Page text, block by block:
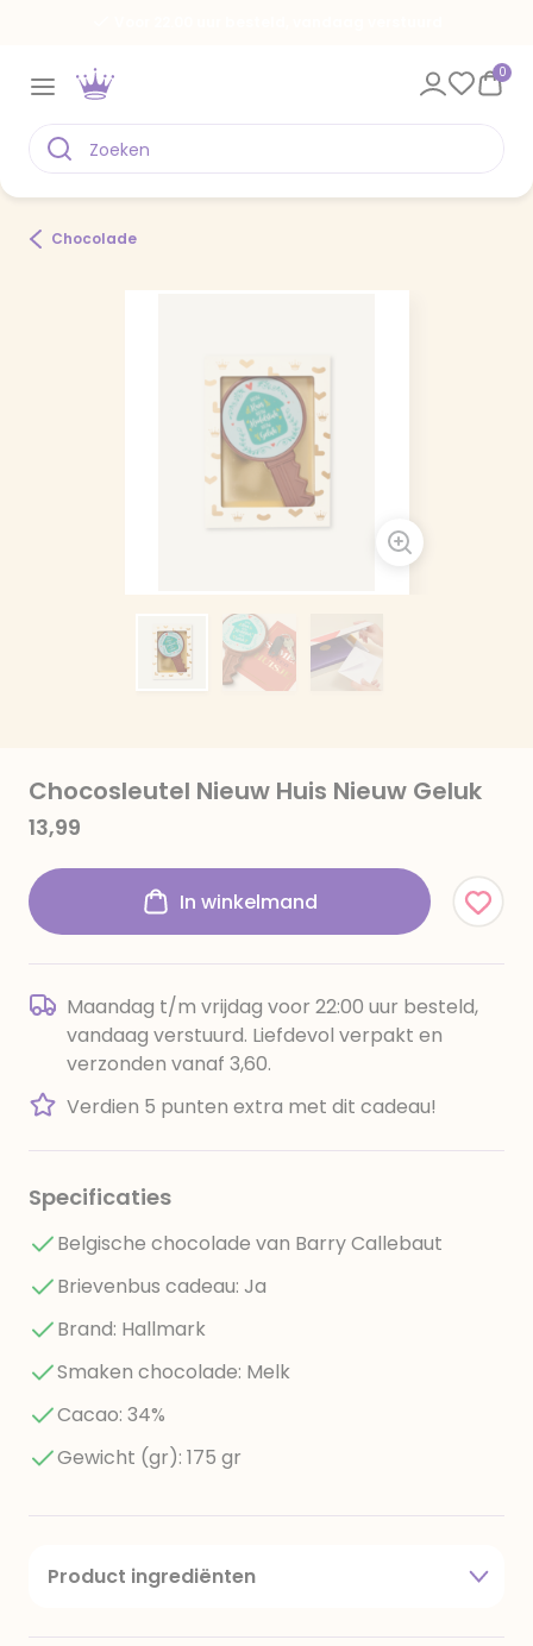
0
Chocolade
Chocosleutel Nieuw Huis Nieuw Geluk
13,99
In winkelmand
Maandag t/m vrijdag voor 22:00 uur besteld,
vandaag verstuurd. Liefdevol verpakt en
verzonden vanaf 3,60.
Verdien 5 punten extra met dit cadeau!
Specificaties
Belgische chocolade van Barry Callebaut
Brievenbus cadeau: Ja
Brand: Hallmark
Smaken chocolade: Melk
Cacao: 34%
Gewicht (gr): 175 gr
Product ingrediënten
cacaomassa, emulgator (sojalecithine), natuurlijk